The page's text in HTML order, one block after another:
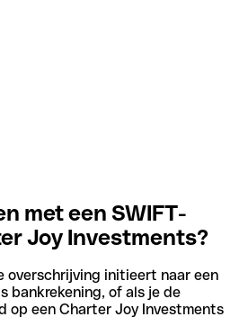
met een SWIFT-
Joy Investments?
overschrijving initieert naar een
bankrekening, of als je de
op een Charter Joy Investments